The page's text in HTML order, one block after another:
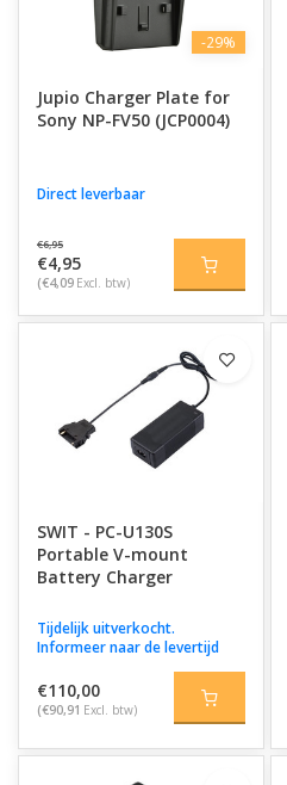
-29%
Jupio Charger Plate for
Sony NP-FV50 (JCP0004)
Direct leverbaar
€6,95
€4,95
(€4,09 Excl. btw)
SWIT - PC-U130S
Portable V-mount
Battery Charger
Tijdelijk uitverkocht.
Informeer naar de levertijd
€110,00
(€90,91 Excl. btw)